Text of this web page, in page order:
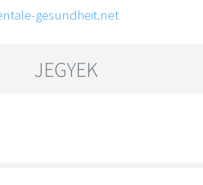
gesundheit.net